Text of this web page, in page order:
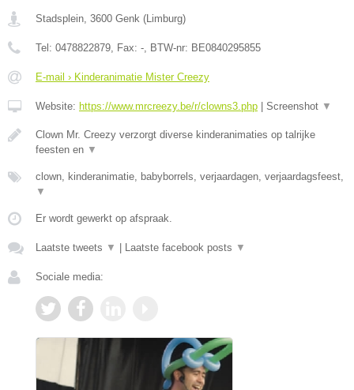
Stadsplein, 3600 Genk (Limburg)
Tel: 0478822879, Fax: -, BTW-nr: BE0840295855
E-mail › Kinderanimatie Mister Creezy
Website: https://www.mrcreezy.be/r/clowns3.php Screenshot ▼
Clown Mr. Creezy verzorgt diverse kinderanimaties op talrijke
feesten en ▼
clown, kinderanimatie, babyborrels, verjaardagen, verjaardagsfeest,
▼
Er wordt gewerkt op afspraak.
Laatste tweets ▼ Laatste facebook posts ▼
Sociale media: